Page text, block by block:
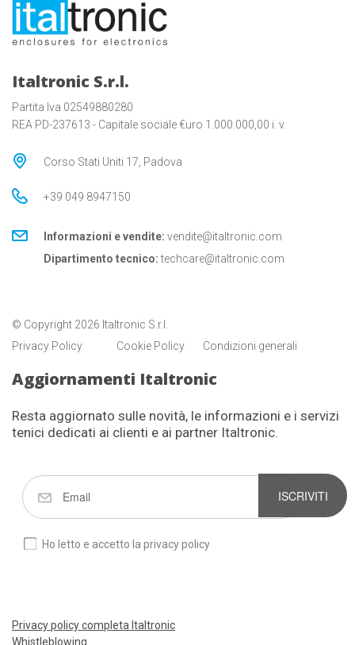
Italtronic S.r.l.
Partita Iva 02549880280
REA PD-237613 - Capitale sociale €uro 1.000.000,00 i. v.
Corso Stati Uniti 17, Padova
+39 049 8947150
Informazioni e vendite: vendite@italtronic.com
Dipartimento tecnico: techcare@italtronic.com
© Copyright 2026 Italtronic S.r.l.
Privacy Policy
Cookie Policy Condizioni generali
Aggiornamenti Italtronic
Resta aggiornato sulle novità, le informazioni e i servizi
tenici dedicati ai clienti e ai partner Italtronic.
ISCRIVITI
Ho letto e accetto la privacy policy
Privacy policy completa Italtronic
Whistleblowing